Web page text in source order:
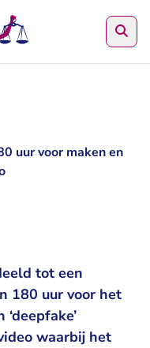
uur voor maken en
tot een
180 uur voor het
waarbij het